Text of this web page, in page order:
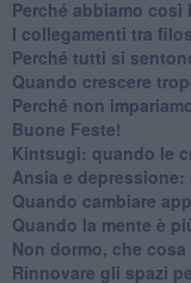
​Perché abbiamo
​I collegamenti tra
​Perché tutti si
​Quando crescere
​Perché non
​Buone Feste!
​Kintsugi: quando le
Ansia e
Quando cambiare
​Quando la mente è
Non dormo, che
​Rinnovare gli spazi